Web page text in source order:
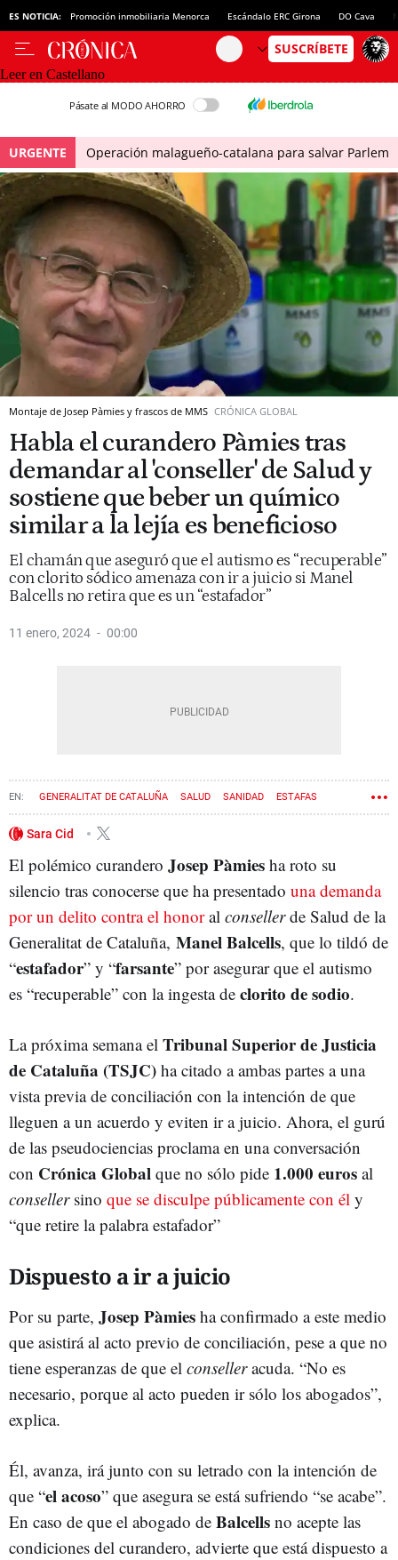
ES NOTICIA: Promoción inmobiliaria Menorca Escándalo ERC Girona DO Cava
Leer en Castellano
Pásate al MODO AHORRO
URGENTE Operación malagueño-catalana para salvar Parlem
Montaje de Josep Pàmies y frascos de MMS CRÓNICA GLOBAL
Habla el curandero Pàmies tras
demandar al 'conseller' de Salud y
sostiene que beber un químico
similar a la lejía es beneficioso
El chamán que aseguró que el autismo es “recuperable”
con clorito sódico amenaza con ir a juicio si Manel
Balcells no retira que es un “estafador”
11 enero, 2024 00:00
GENERALITAT DE CATALUÑA SALUD SANIDAD ESTAFAS
GOVERN MANEL BALCELLS
Sara Cid
El polémico curandero Josep Pàmies ha roto su
silencio tras conocerse que ha presentado una demanda
por un delito contra el honoral consellerde Salud de la
Generalitat de Cataluña, Manel Balcells, que lo tildó de
“estafador” y “farsante” por asegurar que el autismo
es “recuperable” con la ingesta de clorito de sodio.
La próxima semana el Tribunal Superior de Justicia
de Cataluña (TSJC) ha citado a ambas partes a una
vista previa de conciliación con la intención de que
lleguen a un acuerdo y eviten ir a juicio. Ahora, el gurú
de las pseudociencias proclama en una conversación
con Crónica Global que no sólo pide 1.000 euros al
consellersino que se disculpe públicamente con él y
“que retire la palabra estafador”
Dispuesto a ir a juicio
Por su parte, Josep Pàmies ha confirmado a este medio
que asistirá al acto previo de conciliación, pese a que no
tiene esperanzas de que el conselleracuda. “No es
necesario, porque al acto pueden ir sólo los abogados”,
explica.
Él, avanza, irá junto con su letrado con la intención de
que “el acoso” que asegura se está sufriendo “se acabe”.
En caso de que el abogado de Balcells no acepte las
condiciones del curandero, advierte que está dispuesto a